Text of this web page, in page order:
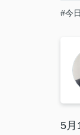
#今
5月